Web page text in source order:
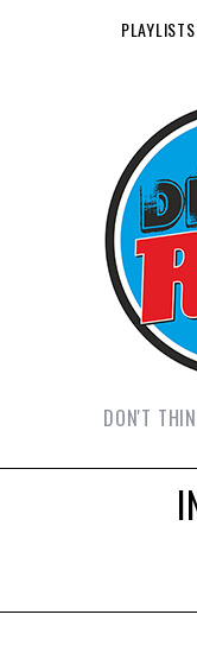
PLAYLISTS
DON'T